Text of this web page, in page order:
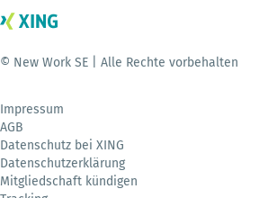
© New Work SE | Alle Rechte vorbehalten
Impressum
AGB
Datenschutz bei XING
Datenschutzerklärung
Mitgliedschaft kündigen